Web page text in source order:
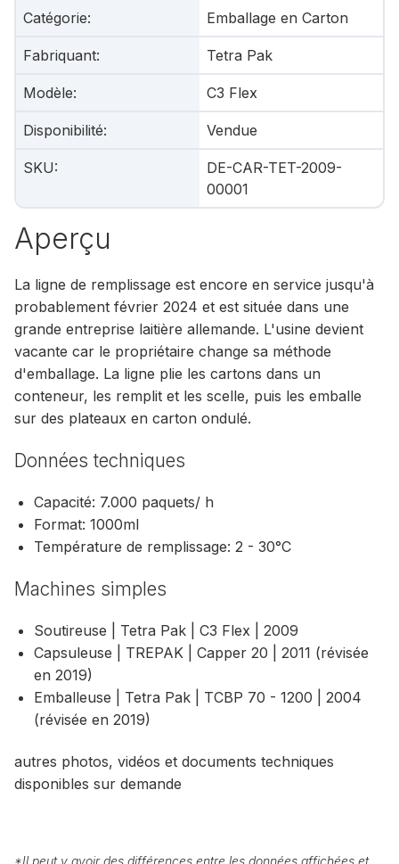
Catégorie: Emballage en Carton
Fabriquant: Tetra Pak
Modèle: C3 Flex
Disponibilité: Vendue
SKU:
DE-CAR-TET-2009-
00001
Aperçu
La ligne de remplissage est encore en service jusqu'à
probablement février 2024 et est située dans une
grande entreprise laitière allemande. L'usine devient
vacante car le propriétaire change sa méthode
d'emballage. La ligne plie les cartons dans un
conteneur, les remplit et les scelle, puis les emballe
sur des plateaux en carton ondulé.
Données techniques
Capacité: 7.000 paquets/ h
Format: 1000ml
Température de remplissage: 2 - 30°C
Machines simples
Soutireuse | Tetra Pak | C3 Flex | 2009
Capsuleuse | TREPAK | Capper 20 | 2011 (révisée
en 2019)
Emballeuse | Tetra Pak | TCBP 70 - 1200 | 2004
(révisée en 2019)
autres photos, vidéos et documents techniques
disponibles sur demande